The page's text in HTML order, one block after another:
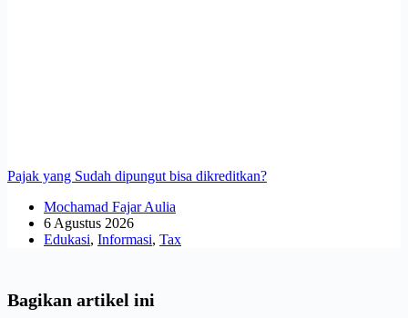
Pajak yang Sudah dipungut bisa dikreditkan?
Mochamad Fajar Aulia
6 Agustus 2026
Edukasi, Informasi, Tax
Bagikan artikel ini